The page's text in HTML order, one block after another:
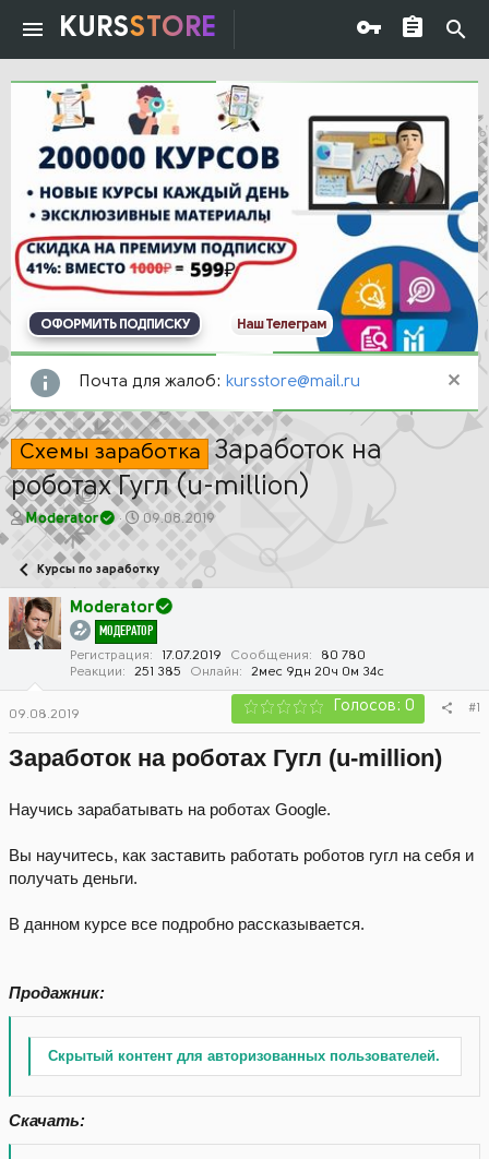
KURSSTORE
ОФОРМИТЬ ПОДПИСКУ Наш Телеграм
Почта для жалоб: kursstore@mail.ru
Схемы заработка Заработок на
роботах Гугл (u-million)
А
т
о
р
т
е
Moderator
Д
а
а
ч
а
л
а
09.08.2019
Курсы по заработку
Moderator
МОДЕРАТОР
Регистрация 17.07.2019 Сообщения
80 780
Реакции
251 385 Онлайн 2мес 9дн 20ч 0м 34с
09.08.2019 Голосов: 0 #1
Заработок на роботах Гугл (u-million)
Научись зарабатывать на роботах Google.
Вы научитесь, как заставить работать роботов гугл на себя и
получать деньги.
В данном курсе все подробно рассказывается.
Продажник:
Скрытый контент для авторизованных пользователей.
Скачать: